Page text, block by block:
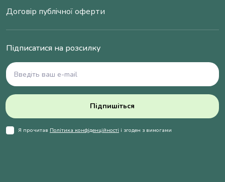
Договір публічної оферти
Підписатися на розсилку
Підпишіться
Я прочитав Політика конфіденційності і згоден з вимогами